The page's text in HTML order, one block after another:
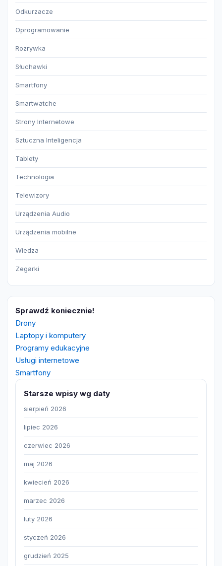
Odkurzacze
Oprogramowanie
Rozrywka
Słuchawki
Smartfony
Smartwatche
Strony Internetowe
Sztuczna Inteligencja
Tablety
Technologia
Telewizory
Urządzenia Audio
Urządzenia mobilne
Wiedza
Zegarki
Sprawdź koniecznie!
Drony
Laptopy i komputery
Programy edukacyjne
Usługi internetowe
Smartfony
Starsze wpisy wg daty
sierpień 2026
lipiec 2026
czerwiec 2026
maj 2026
kwiecień 2026
marzec 2026
luty 2026
styczeń 2026
grudzień 2025